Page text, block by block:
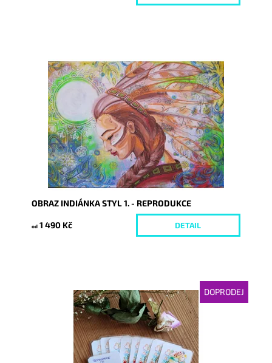
Dostupnost:
Skladem
Kód:
5890/30
OBRAZ INDIÁNKA STYL 1. - REPRODUKCE
od 1 490 Kč DETAIL
DOPRODEJ
Dostupnost:
Momentálně nedostupné
6338